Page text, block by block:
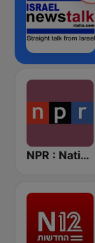
NPR : National Public Radio